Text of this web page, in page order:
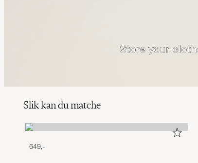
Slik kan du matche
649,-